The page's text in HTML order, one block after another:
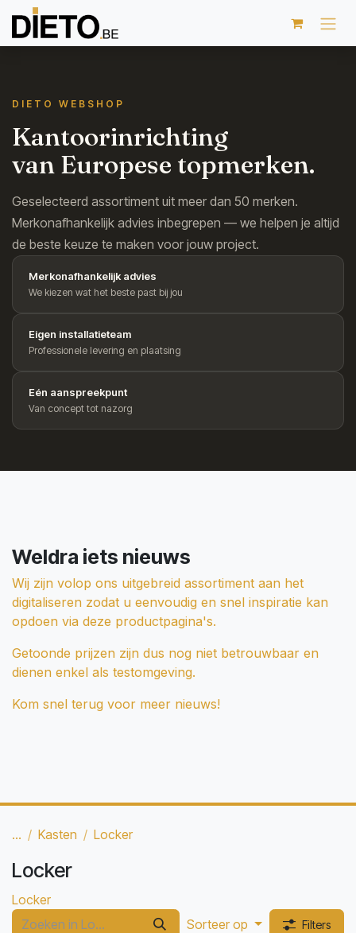
Overslaan naar inhoud
DIETO WEBSHOP
Kantoorinrichting
van Europese topmerken.
Geselecteerd assortiment uit meer dan 50 merken.
Merkonafhankelijk advies inbegrepen — we helpen je altijd
de beste keuze te maken voor jouw project.
Merkonafhankelijk advies
We kiezen wat het beste past bij jou
Eigen installatieteam
Professionele levering en plaatsing
Eén aanspreekpunt
Van concept tot nazorg
Weldra iets nieuws
Wij zijn volop ons uitgebreid assortiment aan het
digitaliseren zodat u eenvoudig en snel inspiratie kan
opdoen via deze productpagina's.
Getoonde prijzen zijn dus nog niet betrouwbaar en
dienen enkel als testomgeving.
Kom snel terug voor meer nieuws!
... Kasten Locker
Locker
Locker
Sorteer op
Filters